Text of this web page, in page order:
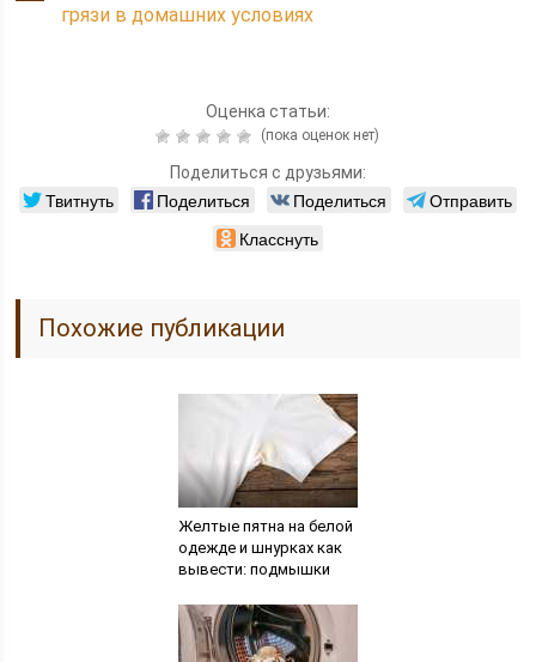
грязи в домашних условиях
Оценка статьи:
(пока оценок нет)
Поделиться с друзьями:
Твитнуть Поделиться Поделиться
Отправить
Класснуть
Похожие публикации
Желтые пятна на белой
одежде и шнурках как
вывести: подмышки